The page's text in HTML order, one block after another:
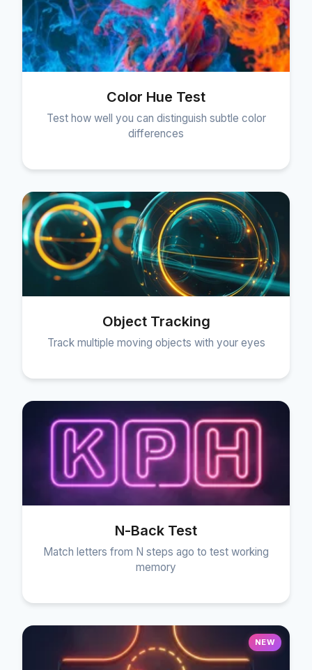
Color Hue Test
Test how well you can distinguish subtle color
differences
Object Tracking
Track multiple moving objects with your eyes
N-Back Test
Match letters from N steps ago to test working
memory
NEW